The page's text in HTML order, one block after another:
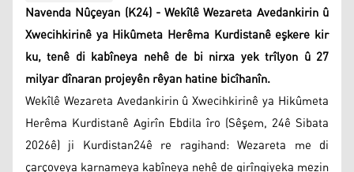
Navenda Nûçeyan (K24) - Wekîlê Wezareta Avedankirin û
Xwecihkirinê ya Hikûmeta Herêma Kurdistanê eşkere kir
ku, tenê di kabîneya nehê de bi nirxa yek trîlyon û 27
milyar dînaran projeyên rêyan hatine bicîhanîn.
Wekîlê Wezareta Avedankirin û Xwecihkirinê ya Hikûmeta
Herêma Kurdistanê Agirîn Ebdila îro (Sêşem, 24ê Sibata
2026ê) ji Kurdistan24ê re ragihand: Wezareta me di